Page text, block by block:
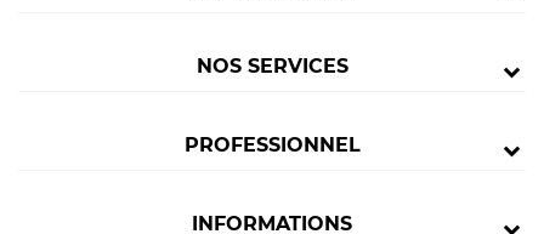
NOS SERVICES
PROFESSIONNEL
INFORMATIONS